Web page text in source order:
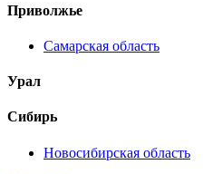
Приволжье
Самарская область
Урал
Сибирь
Новосибирская область